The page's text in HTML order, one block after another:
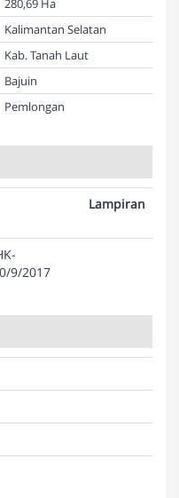
280,69 Ha
Kalimantan Selatan
Kab. Tanah Laut
Bajuin
Pemlongan
Lampiran
9/2017